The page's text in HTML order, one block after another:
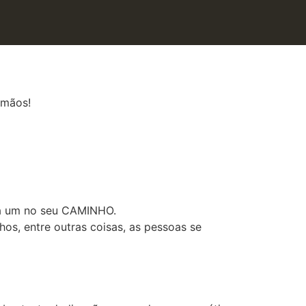
no seu CAMINHO.
entre outras coisas, as pessoas se